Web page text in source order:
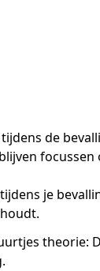
de
je
theorie: